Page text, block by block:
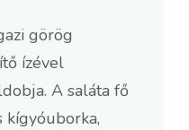
görög
ízével
A saláta fő
kígyóuborka,